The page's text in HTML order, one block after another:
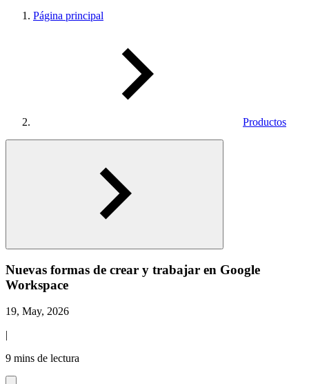
Página principal
Productos
Nuevas formas de crear y trabajar en Google
Workspace
19, May, 2026
|
9 mins de lectura